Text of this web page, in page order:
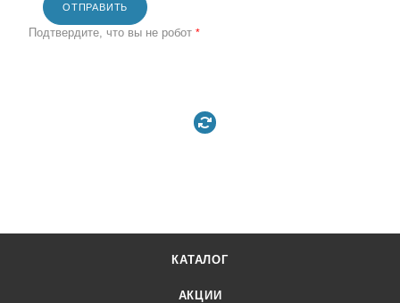
ОТПРАВИТЬ
Подтвердите, что вы не робот *
КАТАЛОГ
АКЦИИ